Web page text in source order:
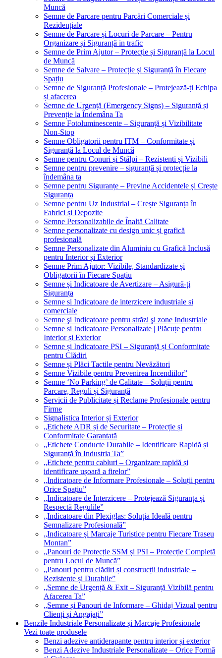
Muncă
Semne de Parcare pentru Parcări Comerciale și
Rezidențiale
Semne de Parcare și Locuri de Parcare – Pentru
Organizare și Siguranță in trafic
Semne de Prim Ajutor – Protecție și Siguranță la Locul
de Muncă
Semne de Salvare – Protecție și Siguranță în Fiecare
Spațiu
Semne de Siguranță Profesionale – Protejează-ți Echipa
și afacerea
Semne de Urgență (Emergency Signs) – Siguranță și
Prevenție la Îndemâna Ta
Semne Fotoluminescente – Siguranță și Vizibilitate
Non-Stop
Semne Obligatorii pentru ITM – Conformitate și
Siguranță la Locul de Muncă
Semne pentru Conuri și Stâlpi – Rezistenti și Vizibili
Semne pentru prevenire – siguranță și protecție la
îndemâna ta
Semne pentru Siguranțe – Previne Accidentele și Crește
Siguranța
Semne pentru Uz Industrial – Crește Siguranța în
Fabrici și Depozite
Semne Personalizabile de Înaltă Calitate
Semne personalizate cu design unic și grafică
profesională
Semne Personalizate din Aluminiu cu Grafică Inclusă
pentru Interior și Exterior
Semne Prim Ajutor: Vizibile, Standardizate și
Obligatorii în Fiecare Spațiu
Semne și Indicatoare de Avertizare – Asigură-ți
Siguranța
Semne si Indicatoare de interzicere industriale si
comerciale
Semne şi Indicatoare pentru străzi şi zone Industriale
Semne si Indicatoare Personalizate | Plăcuțe pentru
Interior și Exterior
Semne și Indicatoare PSI – Siguranță și Conformitate
pentru Clădiri
Semne și Plăci Tactile pentru Nevăzători
Semne Vizibile pentru Prevenirea Incendiilor”
Semne ‘No Parking’ de Calitate – Soluții pentru
Parcare, Reguli și Siguranță
Servicii de Publicitate și Reclame Profesionale pentru
Firme
Signalistica Interior și Exterior
„Etichete ADR și de Securitate – Protecție și
Conformitate Garantată
„Etichete Conducte Durabile – Identificare Rapidă și
Siguranță în Industria Ta”
„Etichete pentru cabluri – Organizare rapidă și
identificare ușoară a firelor”
„Indicatoare de Informare Profesionale – Soluții pentru
Orice Spațiu”
„Indicatoare de Interzicere – Protejează Siguranța și
Respectă Regulile”
„Indicatoare din Plexiglas: Soluția Ideală pentru
Semnalizare Profesională”
„Indicatoare și Marcaje Turistice pentru Fiecare Traseu
Montan”
„Panouri de Protecție SSM și PSI – Protecție Completă
pentru Locul de Muncă”
„Panouri pentru clădiri și construcții industriale –
Rezistente și Durabile”
„Semne de Urgență & Exit – Siguranță Vizibilă pentru
Afacerea Ta”
„Semne și Panouri de Informare – Ghidaj Vizual pentru
Clienți și Angajați”
Benzile Industriale Personalizate și Marcaje Profesionale
Vezi toate produsele
Benzi adezive antiderapante pentru interior și exterior
Benzi Adezive Industriale Personalizate – Orice Formă